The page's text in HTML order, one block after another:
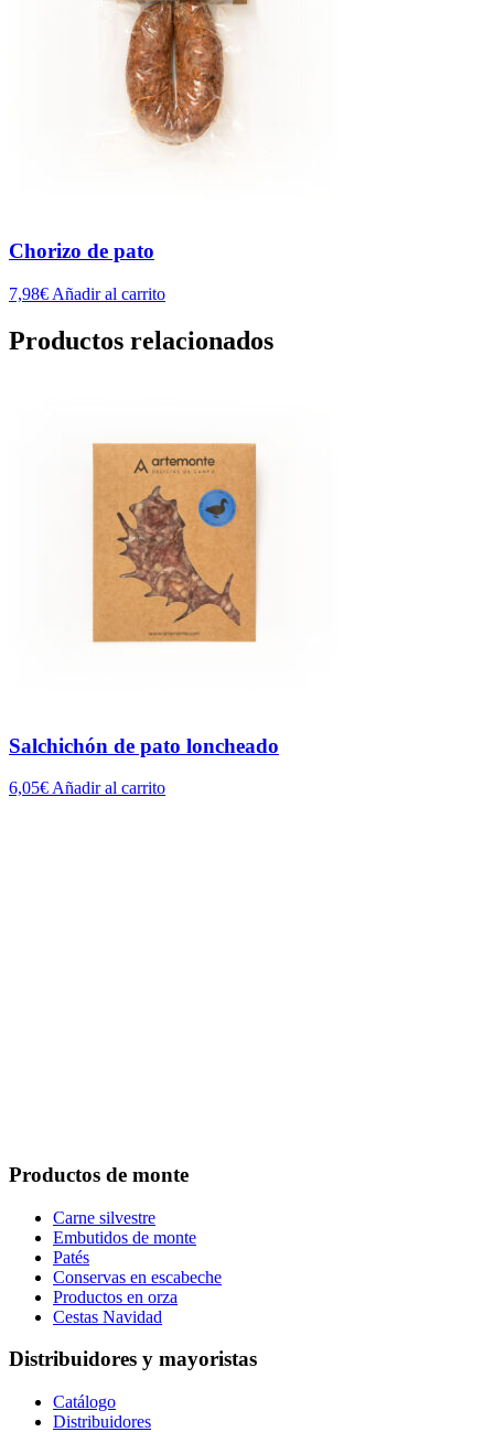
Chorizo de pato
7,98€ Añadir al carrito
Productos relacionados
Salchichón de pato loncheado
6,05€ Añadir al carrito
Footer
Productos de monte
Carne silvestre
Embutidos de monte
Patés
Conservas en escabeche
Productos en orza
Cestas Navidad
Distribuidores y mayoristas
Catálogo
Distribuidores